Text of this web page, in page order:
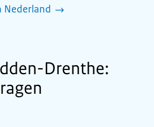
Nederland
Drenthe: